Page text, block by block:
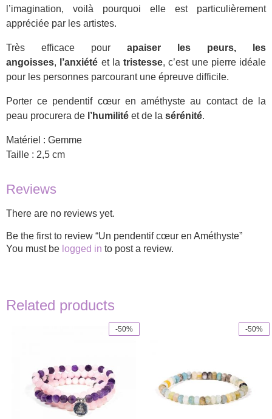
l’imagination, voilà pourquoi elle est particulièrement
appréciée par les artistes.
Très efficace pour apaiser les peurs, les
angoisses, l’anxiété et la tristesse, c’est une pierre idéale
pour les personnes parcourant une épreuve difficile.
Porter ce pendentif cœur en améthyste au contact de la
peau procurera de l’humilité et de la sérénité.
Matériel : Gemme
Taille : 2,5 cm
Reviews
There are no reviews yet.
Be the first to review “Un pendentif cœur en Améthyste”
You must be logged in to post a review.
Related products
-50% -50%